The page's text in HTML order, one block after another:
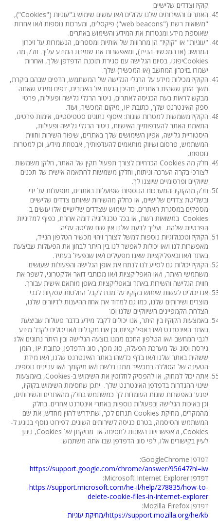
קוקיז וצדדים שלישיים
האתרים והשירותים שלנו עלולים ו/או עושים שימוש ב"עוגיות ("Cookies"),
"משואות רשת ("web beacons") פיקסלים, ומערכות נוספות ו/או אחרות
שאוספת מידע ומנטרות את המידע והשימוש באתרים.
"עוגיות" או "קוקיז" הן מחרוזות של אותיות ומספרים, הנשמרות על זיכרון
המחשב (או המכשיר הנייד), ומאפשרות את שמירת המידע עליך. חלק מה
Cookiesיפוגו, בסיום הגלישה עם סגירת תוכנת הדפדפן שלך, ואחרות
ישמרו בזיכרון המחשב (או המכשיר) שלך.
הקוקיז מכילות מידע על הרגלי הגלישה של המשתמש, הדפים שבהם ביקרת,
משך הזמן ששהית באתרים, מהיכן הגעת אל האתרים, דפים ומידע שאתה
מבקש לראות בעת הכניסה לאתרים, ניטור הרגלי גלישה ופעילות, פרטי
ספק האינטרנט שלך, כתובת IP, מיקום המכשיר, ועוד.
הקוקיז משמשות למטרות שונות: איסוף נתונים סטטיסטיים, אימות פרטים,
התאמת האתר להעדפותייך האישיות, ניטור הרגלי גלישה ופעילות,
היסטוריית גלישה, אפיון השימושים שלך באתרים, שיפור השירות וחווית
המשתמש, פרסום ושיווק מותאמים להעדפותיך, אבטחת מידע, וכן למטרות
נוספות.
חלק מה Cookies הכרחיות לצורך תפעול תקין של האתר, חלקן משמשות
לצורכי בקרה הערכה וניתוח, וחלקן משמשות להתאמה אישית של תכנים
שיווקיים ופרסומיים שיוצגו לך.
חלק מהקוקיז והמערכות הנוספות שפועלות באתרים, מופעלות על ידי
ובשליטת צדדים שלישיים, או כחלק מהשירות שאותם צדדים שלישיים
מספקים במסגרת האתרים. כל שימוש שצדדים שלישיים אלו עושים ב-
Cookies במשואות רשת, או בכל טכנולוגיה דומה אחרת, כפוף למדיניות
הפרטיות שלהם. ועליך לדעת שלנו אין שום שליטה עליה.
הקוקיז וטכנולוגיות נוספות למשל לצורך זיהוי מכשיר הטלפון הנייד,
מאפשרות לנו ו/או יכולות לאפשר לנו בין היתר לבחון את הפעולות שביצעת
באתר ו/או ובאפליקציות שאנו מפעילים ו/או שנפעיל בעתיד.
הקוקיז יכולות גם לסייע לנו לנתח את אופן הגלישה והפעולות שעושים
משתמשי האתר, ו/או האפליקציות ו/או מכותבי דואר אלקטרוני, לשפר את
חווית הגלישה והשירות באתר ובאפליקציות באופן מותאם אישית עבורך.
אנו יכולים לעשות שימוש בקוקיז על מנת לקבל החלטות עסקיות לגבי
מוצרים ושירותים שלנו, כמו גם למדוד את אחוז ההיענות לדיוורים שלנו,
הצלחת הקמפיינים השיווקיים שלנו וכו'
באמצעות הקוקיז בין היתר, אנו יכולים לקבל מידע בדבר פעולות שביצעת
באתר האינטרנט ו/או באפליקציות וכן אנו מקבלים ו/או יכולים לקבל מידע
לגבי המחשב ו/או הטלפון החכם ממנו בוצעה הגלישה ובין היתר נתונים אלו:
גירסת וסוג של מערכת הפעלה, סוג מסך, סוג הדפדפן, כתובת IP, הזמן
ששהית באתר שלנו ו/או בדף כלשהו באתר האינטרנט שלנו, ו/או מידת
הטעינה של הסוללה במכשיר ממנו גלשת ו/או מיקומך ו/או עניינים נוספים.
אתה יכול למחוק, או להפסיק לחלוטין את השימוש ב-Cookies, באמצעות
שינוי ההגדרות בדפדפן האינטרנט שלך. יתכן שחסימת השימוש בקוקיז,
יפגע' באפשרות שונות העומדות לך כמשתמש בחלק מהאתרים והשירותים,
וכן באיכות הגלישה ובפעולות נוספות באתרי אינטרנט אחרים. בחלק
מהמקרים, מחיקת Cookies תגרום לכך, שתידרש להזין מחדש, את שם
המשתמש והסיסמה, בטרם כניסה לשירותים השונים. לפירוט נוסף בנוגע ל-
Cookies, ולאפשרויות השונות לחסימה או מחיקתן של Cookies, ניתן
לעיין בקישורים אלו, לפי סוג הדפדפן שבו אתה משתמש:
דפדפן GoogleChrome:
https://support.google.com/chrome/answer/95647?hl=iw
דפדפן Microsoft Internet Explorer:
https://support.microsoft.com/he-il/help/278835/how-to-
delete-cookie-files-in-internet-explorer
דפדפן Mozilla Firefox:
https://support.mozilla.org/he/kb/מחיקת עוגיות